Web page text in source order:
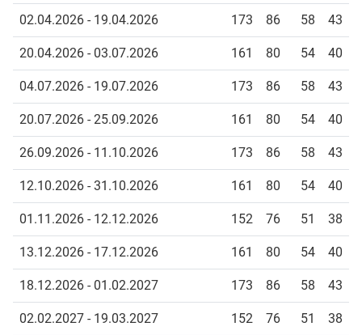
02.04.2026 - 19.04.2026 173 86 58 43
20.04.2026 - 03.07.2026 161 80 54 40
04.07.2026 - 19.07.2026 173 86 58 43
20.07.2026 - 25.09.2026 161 80 54 40
26.09.2026 - 11.10.2026 173 86 58 43
12.10.2026 - 31.10.2026 161 80 54 40
01.11.2026 - 12.12.2026 152 76 51 38
13.12.2026 - 17.12.2026 161 80 54 40
18.12.2026 - 01.02.2027 173 86 58 43
02.02.2027 - 19.03.2027 152 76 51 38